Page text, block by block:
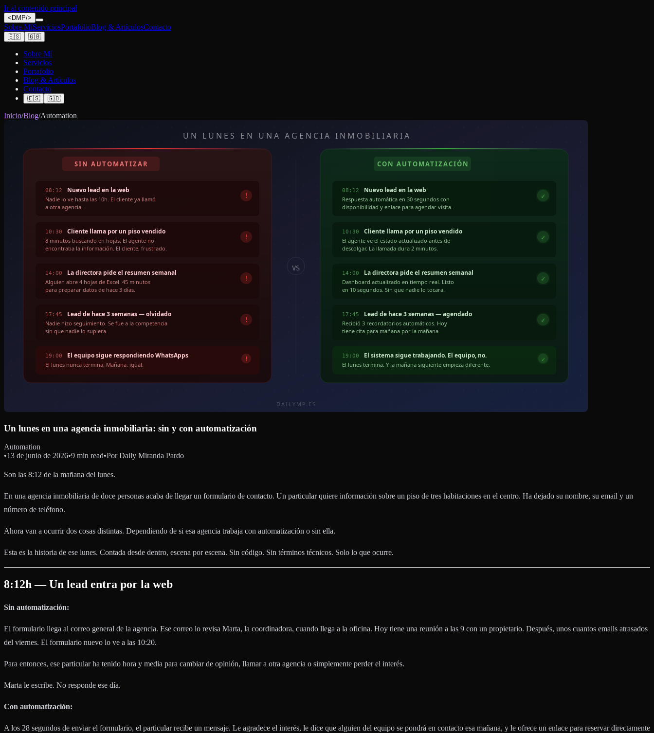
Ir al contenido principal
< DMP/>
Sobre MíServiciosPortafolioBlog & ArtículosContacto
🇪🇸 🇬🇧
Sobre Mí
Servicios
Portafolio
Blog & Artículos
Contacto
🇪🇸 🇬🇧
Inicio/Blog/Automation
Un lunes en una agencia inmobiliaria: sin y con automatización
Automation
•13 de junio de 2026•9 min read•Por Daily Miranda Pardo
Son las 8:12 de la mañana del lunes.
En una agencia inmobiliaria de doce personas acaba de llegar un formulario de contacto. Un particular quiere información sobre un piso de tres habitaciones en el centro. Ha dejado su nombre, su email y un
número de teléfono.
Ahora van a ocurrir dos cosas distintas. Dependiendo de si esa agencia trabaja con automatización o sin ella.
Esta es la historia de ese lunes. Contada desde dentro, escena por escena. Sin código. Sin términos técnicos. Solo lo que ocurre.
8:12h — Un lead entra por la web
Sin automatización:
El formulario llega al correo general de la agencia. Ese correo lo revisa Marta, la coordinadora, cuando llega a la oficina. Hoy tiene una reunión a las 9 con un propietario. Después, unos cuantos emails atrasados
del viernes. El formulario nuevo lo ve a las 10:20.
Para entonces, ese particular ha tenido hora y media para cambiar de opinión, llamar a otra agencia o simplemente perder el interés.
Marta le escribe. No responde ese día.
Con automatización:
A los 28 segundos de enviar el formulario, el particular recibe un mensaje. Le agradece el interés, le dice que alguien del equipo se pondrá en contacto esa mañana, y le ofrece un enlace para reservar directamente